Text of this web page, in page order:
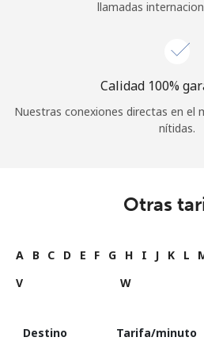
llamadas
Calidad 100%
Nuestras conexiones directas en el
nítidas.
Otras
A B C D E F G H I J K L
V
W
Destino Tarifa/minuto